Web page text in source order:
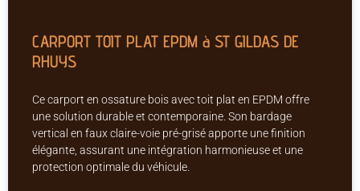
CARPORT TOIT PLAT EPDM à ST GILDAS DE
RHUYS
Ce carport en ossature bois avec toit plat en EPDM offre
une solution durable et contemporaine. Son bardage
vertical en faux claire-voie pré-grisé apporte une finition
élégante, assurant une intégration harmonieuse et une
protection optimale du véhicule.